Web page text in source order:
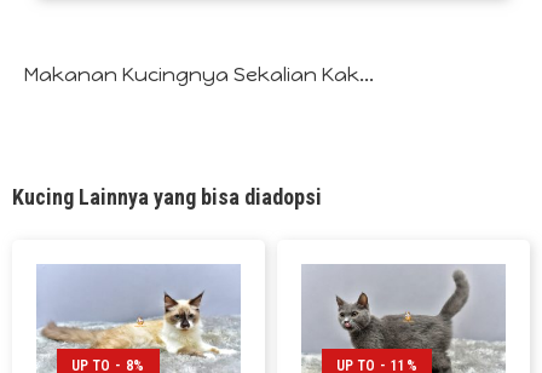
Makanan Kucingnya Sekalian Kak...
Kucing Lainnya yang bisa diadopsi
UP TO - 8% UP TO - 11%